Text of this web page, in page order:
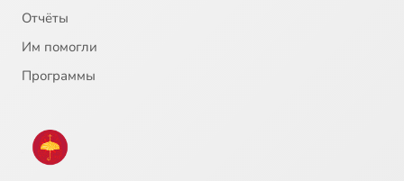
Отчёты
Им помогли
Программы